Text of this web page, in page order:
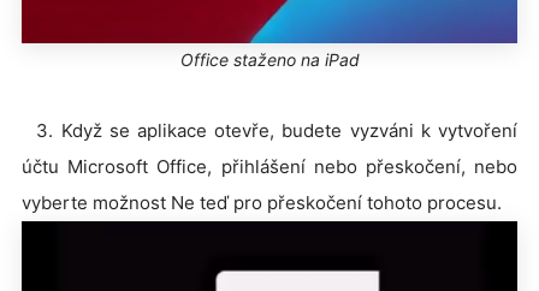
Office staženo na iPad
3. Když se aplikace otevře, budete vyzváni k vytvoření
účtu Microsoft Office, přihlášení nebo přeskočení, nebo
vyberte možnost Ne teď pro přeskočení tohoto procesu.